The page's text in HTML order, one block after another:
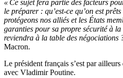
« Ce sujet fera partie des facteurs
le préparer : qu’est-ce qu’on est
protégeons nos alliés et les États
garanties pour sa propre sécurité à
reviendra à la table des négociations
Macron.
Le président français s’est par
avec Vladimir Poutine.